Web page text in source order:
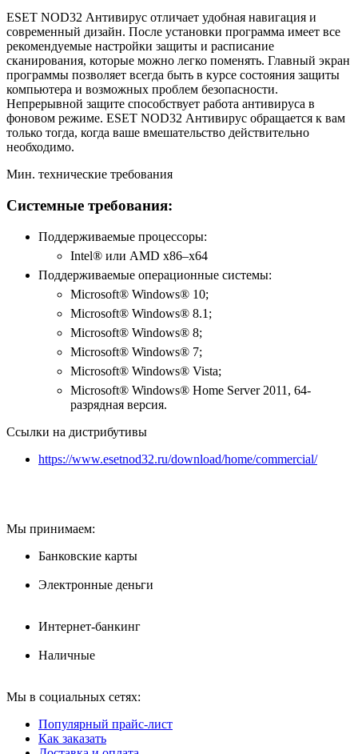
ESET NOD32 Антивирус отличает удобная навигация и
современный дизайн. После установки программа имеет все
рекомендуемые настройки защиты и расписание
сканирования, которые можно легко поменять. Главный экран
программы позволяет всегда быть в курсе состояния защиты
компьютера и возможных проблем безопасности.
Непрерывной защите способствует работа антивируса в
фоновом режиме. ESET NOD32 Антивирус обращается к вам
только тогда, когда ваше вмешательство действительно
необходимо.
Мин. технические требования
Системные требования:
Поддерживаемые процессоры:
Intel® или AMD x86–x64
Поддерживаемые операционные системы:
Microsoft® Windows® 10;
Microsoft® Windows® 8.1;
Microsoft® Windows® 8;
Microsoft® Windows® 7;
Microsoft® Windows® Vista;
Microsoft® Windows® Home Server 2011, 64-
разрядная версия.
Ссылки на дистрибутивы
https://www.esetnod32.ru/download/home/commercial/
Мы принимаем:
Банковские карты
Электронные деньги
Интернет-банкинг
Наличные
Мы в социальных сетях:
Популярный прайс-лист
Как заказать